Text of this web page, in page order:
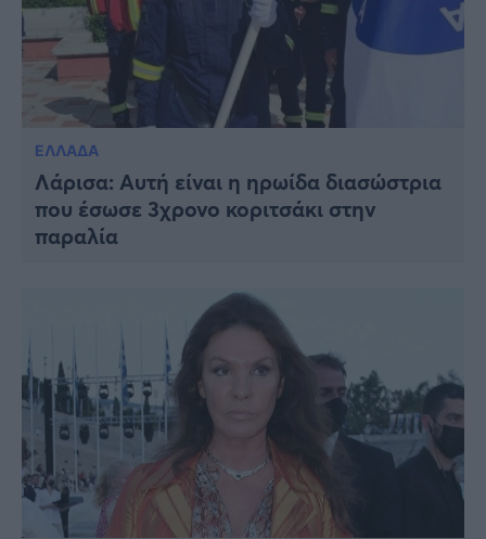
ΕΛΛΑΔΑ
Λάρισα: Αυτή είναι η ηρωίδα διασώστρια
που έσωσε 3χρονο κοριτσάκι στην
παραλία